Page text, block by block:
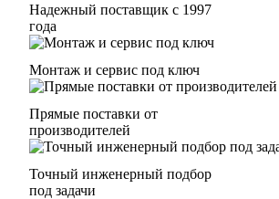
Надежный поставщик с 1997
года
Монтаж и сервис под ключ
Прямые поставки от
производителей
Точный инженерный подбор
под задачи